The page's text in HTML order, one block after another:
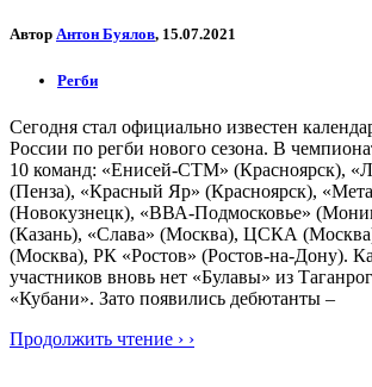
Автор Антон Буялов, 15.07.2021
Регби
Сегодня стал официально известен
России по регби нового сезона. В
10 команд: «Енисей-СТМ» (Красноярск),
(Пенза), «Красный Яр» (Красноярск),
(Новокузнецк), «ВВА-Подмосковье»
(Казань), «Слава» (Москва), ЦСКА
(Москва), РК «Ростов» (Ростов-на-Дону).
участников вновь нет «Булавы» из
«Кубани». Зато появились дебютанты –
Продолжить чтение › ›